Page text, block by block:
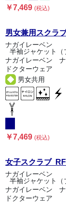
￥7,469(税込)
男女兼用スクラ
ナガイレーベン
半袖ジャケット（
ナガイレーベン
ドクターウェア
男女共用
￥7,469(税込)
女子スクラブ
ナガイレーベン
半袖ジャケット（
ナガイレーベン
ドクターウェア